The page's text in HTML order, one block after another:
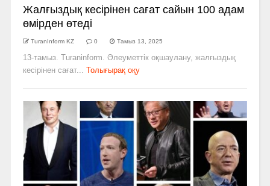
Жалғыздық кесірінен сағат сайын 100 адам
өмірден өтеді
TuranInform KZ 0 Тамыз 13, 2025
13-тамыз. Turaninform. Әлеуметтік оқшаулану, жалғыздық
кесірінен сағат...
Толығырақ оқу